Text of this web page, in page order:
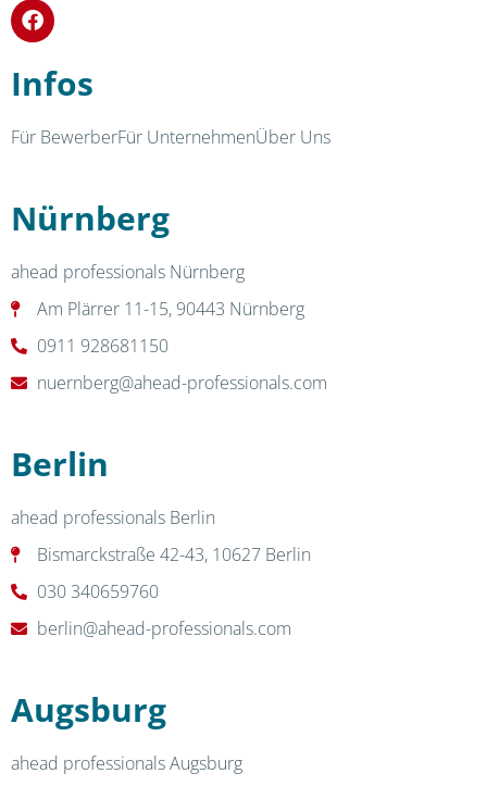
Infos
Für BewerberFür UnternehmenÜber Uns
Nürnberg
ahead professionals Nürnberg
Am Plärrer 11-15, 90443 Nürnberg
0911 928681150
nuernberg@ahead-professionals.com
Berlin
ahead professionals Berlin
Bismarckstraße 42-43, 10627 Berlin
030 340659760
berlin@ahead-professionals.com
Augsburg
ahead professionals Augsburg